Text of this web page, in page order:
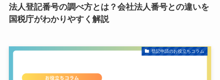
法人登記番号の調べ方とは？会社法人番号との違いを
国税庁がわかりやすく解説
登記申請のお役立ちコラム